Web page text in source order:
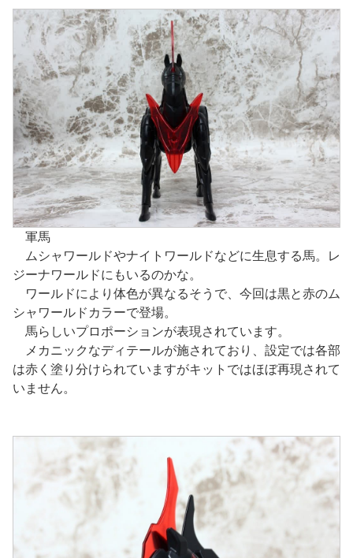
軍馬
ムシャワールドやナイトワールドなどに生息する馬。レ
ジーナワールドにもいるのかな。
ワールドにより体色が異なるそうで、今回は黒と赤のム
シャワールドカラーで登場。
馬らしいプロポーションが表現されています。
メカニックなディテールが施されており、設定では各部
は赤く塗り分けられていますがキットではほぼ再現されて
いません。